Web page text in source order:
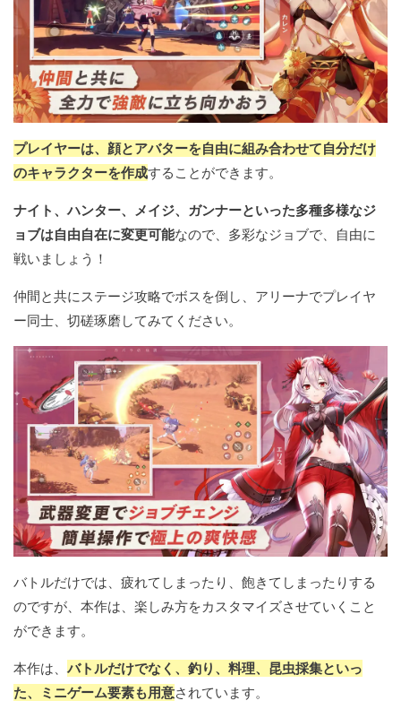
プレイヤーは、顔とアバターを自由に組み合わせて自分だけ
のキャラクターを作成することができます。
ナイト、ハンター、メイジ、ガンナーといった多種多様なジ
ョブは自由自在に変更可能なので、多彩なジョブで、自由に
戦いましょう！
仲間と共にステージ攻略でボスを倒し、アリーナでプレイヤ
ー同士、切磋琢磨してみてください。
バトルだけでは、疲れてしまったり、飽きてしまったりする
のですが、本作は、楽しみ方をカスタマイズさせていくこと
ができます。
本作は、 バトルだけでなく、釣り、料理、昆虫採集といっ
た、ミニゲーム要素も用意されています。